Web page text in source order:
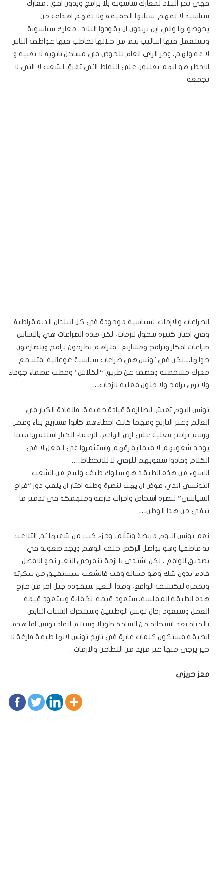
فهي تجر البلاد لمعارك ساسوية بلا برامج وبدون افق ..معارك
سياسية لا تفهم اسبابها الحقيقة ولا تفهم اهداف من
يخوضونها والي اين يريدون ان يقودوا البلاد . معارك سياسوية
وتستعمل فيها اساليب يتم من خلالها تخاطب فيها عواطف الناس
لا عقولهم، وجر الراي العام للخوص في مشاكل ثانوية لا تعنيه و
الاخطر هو انهم يعلبون على النقاط التي تفرق الشعب لا التي لا
تجمعه.
الصراعات والازمات السياسية موجودة في كل البلدان الديمقراطية
وفي احيان كثيرة تتحول لازمات، لكن هذه الصراعات هي بالاساس
صراعات افكار وبرامج ومشاريع ..فتراهم يطرحون برامج ويتصارعون
حولها…لكن في تونس هي صراعات سياسية غوغائية، فتسمع
معرك مشخصنة وقصف عن طريق “الكلاش” وخطب عصماء جوفاء
ولا ترى برامج ولا حلول فعلية لازمات…
تونس اليوم تعيش ايضا ازمة قيادة حقيقة، فالقادة الكبار في
العالم وعبر التاريخ ومهما كانت اخطاءهم كانوا مشاريع بناء وعمل
ورسم برامج فعلية على ارض الواقع، الزعماء الكبار استثمروا فيما
يوحد شعوبهم لا فيما يفرقهم واستثمروا في الفعل لا في
الكلام وقادوا شعوبهم للرقي لا للانحطاط….
الاسوء من هذه الطبقة هو سلوك طيف واسع من الشعب
التونسي الذي عوض ان يهب لنصرة وطنه اختار ان يلعب دور “فراج
السياسي” لنصرة اشخاص واحزاب فارغة ومنهمكة في تدمير ما
تبقى من هذا الوطن…
نعم تونس اليوم مريضة وتتألم، وجزء كبير من شعبها تم التلاعب
به عاطفيا وهو يواصل الركض خلف الوهم ويجد صعوبة في
تصديق الواقع ، لكن اشتدي يا ازمة تنفرجي التغير نحو الافضل
قادم بدون شك وهو مسالة وقت فالشعب سيستفيق من سكرته
وتخمره ليكتشف الواقع، وهذا التغير سيقوده جيل اخر من خارج
هذه الطبقة المفلسة، ستعود قيمة الكفاءة وستعود قيمة
العمل وسيعود رجال تونس الوطنيين وسيتحرك الشباب النابض
بالحياة بعد انسحابه من الساحة طويلا وسيتم انقاذ تونس اما هذه
الطبقة فستكون كلمات عابرة في تاريخ تونس لانها طبقة فارغة لا
خير يرجى منها غير مزيد من التطاحن والازمات .
معز حريزي